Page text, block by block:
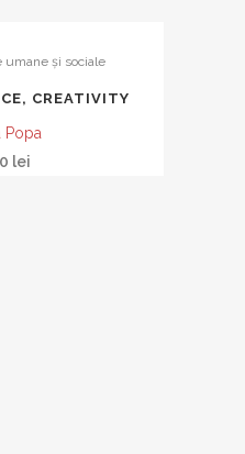
umane şi sociale
CREATIVITY
Popa
lei